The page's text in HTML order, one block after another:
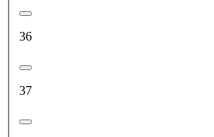
36
37